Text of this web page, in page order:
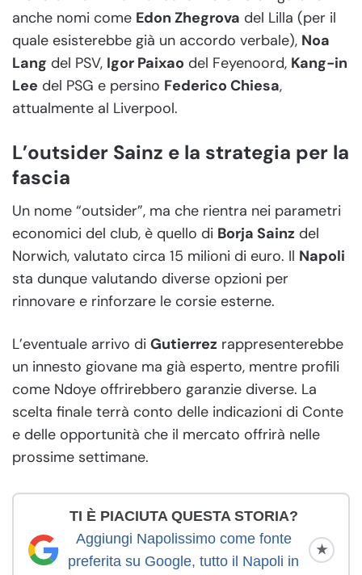
anche nomi come Edon Zhegrova del Lilla (per il
quale esisterebbe già un accordo verbale), Noa
Lang del PSV, Igor Paixao del Feyenoord, Kang-in
Lee del PSG e persino Federico Chiesa,
attualmente al Liverpool.
L’outsider Sainz e la strategia per la
fascia
Un nome “outsider”, ma che rientra nei parametri
economici del club, è quello di Borja Sainz del
Norwich, valutato circa 15 milioni di euro. Il Napoli
sta dunque valutando diverse opzioni per
rinnovare e rinforzare le corsie esterne.
L’eventuale arrivo di Gutierrez rappresenterebbe
un innesto giovane ma già esperto, mentre profili
come Ndoye offrirebbero garanzie diverse. La
scelta finale terrà conto delle indicazioni di Conte
e delle opportunità che il mercato offrirà nelle
prossime settimane.
TI È PIACIUTA QUESTA STORIA?
Aggiungi Napolissimo come fonte
preferita su Google, tutto il Napoli in
★